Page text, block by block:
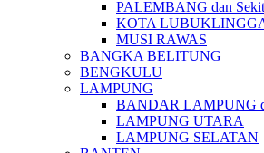
PALEMBANG dan
KOTA
MUSI RAWAS
BANGKA BELITUNG
BENGKULU
LAMPUNG
BANDAR LAMPUNG
LAMPUNG UTARA
LAMPUNG SELATAN